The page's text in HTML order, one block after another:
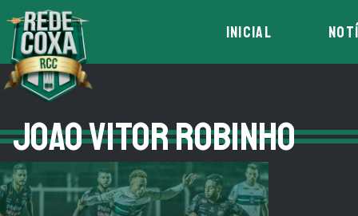
INICIAL
JOAO VITOR ROBINHO